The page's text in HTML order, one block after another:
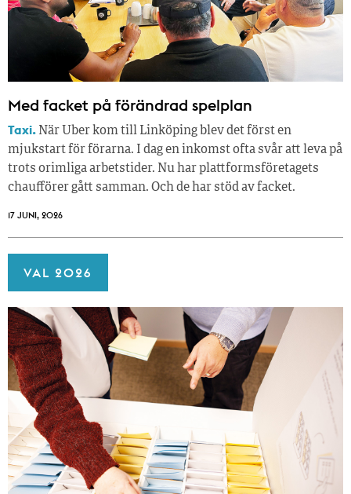
Med facket på förändrad spelplan
Taxi. När Uber kom till Linköping blev det först en
mjukstart för förarna. I dag en inkomst ofta svår att leva på
trots orimliga arbetstider. Nu har plattformsföretagets
chaufförer gått samman. Och de har stöd av facket.
17 JUNI, 2026
VAL 2026